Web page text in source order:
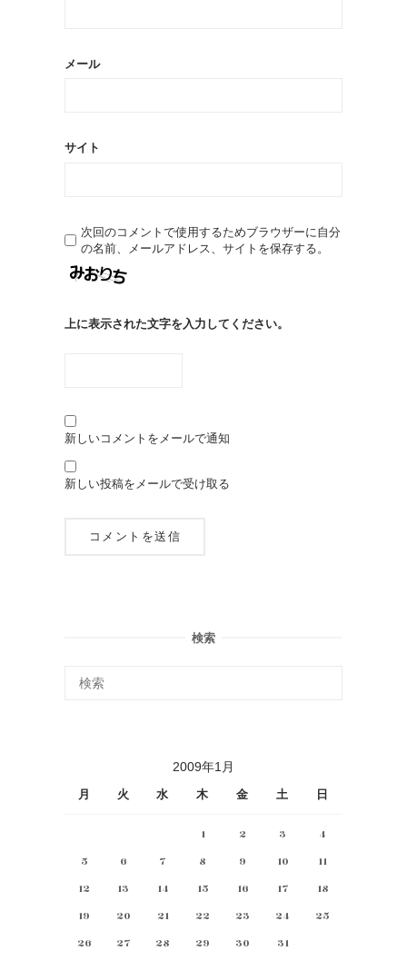
メール
サイト
次回のコメントで使用するためブラウザーに自分
の名前、メールアドレス、サイトを保存する。
上に表示された文字を入力してください。
新しいコメントをメールで通知
新しい投稿をメールで受け取る
検索
2009年1月
月 火 水 木 金 土 日
1 2 3
4
5
6 7 8 9 10
11
12
13 14 15 16 17
18
19
20 21 22 23 24
25
26
27 28 29 30 31